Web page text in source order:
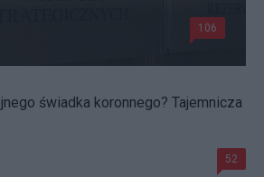
106
świadka koronnego? Tajemnicza
52